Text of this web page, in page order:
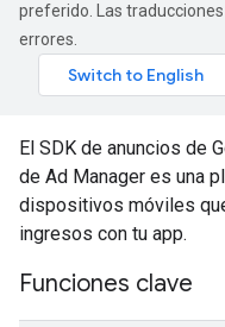
preferido. Las
errores.
El SDK de anuncios de
de Ad Manager es una
dispositivos móviles
ingresos con tu app.
Funciones clave